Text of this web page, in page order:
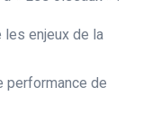
les enjeux de la
performance de